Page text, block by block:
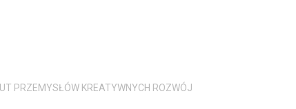
PRZEMYSŁÓW KREATYWNYCH ROZWÓJ